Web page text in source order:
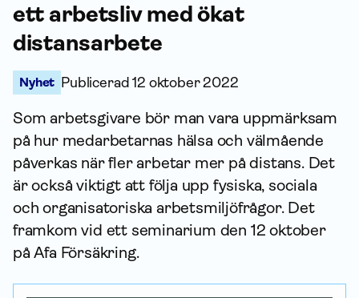
ett arbetsliv med ökat
distansarbete
Nyhet Publicerad12 oktober 2022
Som arbetsgivare bör man vara uppmärksam
på hur medarbetarnas hälsa och välmående
påverkas när fler arbetar mer på distans. Det
är också viktigt att följa upp fysiska, sociala
och organisatoriska arbetsmiljöfrågor. Det
framkom vid ett seminarium den 12 oktober
på Afa För­säkring.